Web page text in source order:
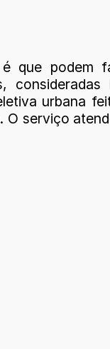
que podem
consideradas
urbana
O serviço